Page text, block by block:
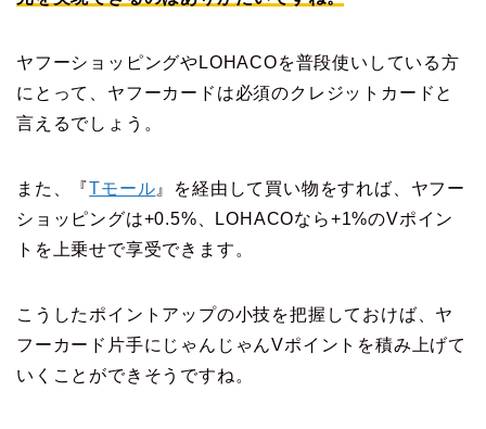
ヤフーショッピングやLOHACOを普段使いしている方
にとって、ヤフーカードは必須のクレジットカードと
言えるでしょう。
また、『Tモール 』を経由して買い物をすれば、ヤフー
ショッピングは+0.5%、LOHACOなら+1%のVポイン
トを上乗せで享受できます。
こうしたポイントアップの小技を把握しておけば、ヤ
フーカード片手にじゃんじゃんVポイントを積み上げて
いくことができそうですね。